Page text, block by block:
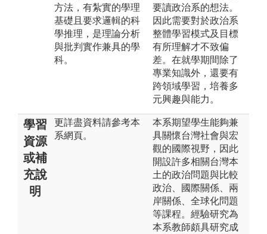
方法，有紮實的學理
基礎且要求邏輯的科
學推理，是理論分析
與批判實作兼具的學
科。
要讀政治系的想法。
因此需要對於政治系
整體學習模式及目標
有所理解才不致偏
差。在就學期間除了
專業知識外，還要有
跨領域學習，培養多
元興趣與能力。
學習
資源
或補
充說
明
更詳盡資料請參考本
系網頁。
本系期望學生能夠兼
具關懷台灣社會與宏
觀的國際視野，因此
開設許多相關台灣本
土的政治問題與比較
政治、國際關係、兩
岸關係、全球化問題
等課程。經驗研究為
本系教師頗具研究成